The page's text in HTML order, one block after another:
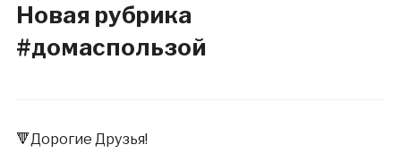
Новая рубрика
#домаспользой
🔻Дорогие Друзья!